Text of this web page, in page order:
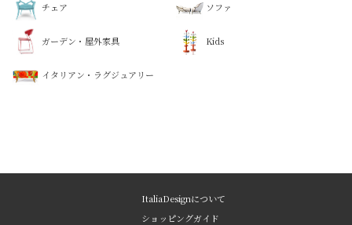
チェア ソファ
ガーデン・屋外家具 Kids
イタリアン・ラグジュアリー
ItaliaDesignについて
ショッピングガイド